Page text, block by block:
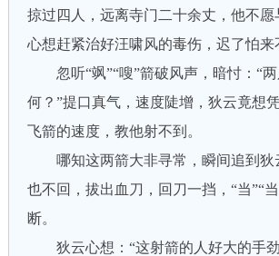
掠过四人，远离寺门二十余丈，他不愿
心想赶紧治好汪啸风的毒伤，迟了怕来
忽听“飒”“嗖”箭破风声，暗忖：“两
何？”提口真气，速度陡增，狄云竟想
飞箭的速度，教他射不到。
哪知这两箭大非寻常，瞬间追到狄
也不回，拔出血刀，回刀一挡，“当”“
断。
狄云心想：“这射箭的人好大的手劲